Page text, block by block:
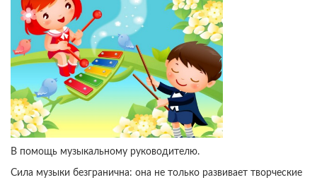
В помощь музыкальному руководителю.
Сила музыки безгранична: она не только развивает творческие